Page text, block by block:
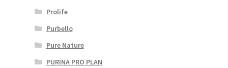
Prolife
Purbello
Pure Nature
PURINA PRO PLAN